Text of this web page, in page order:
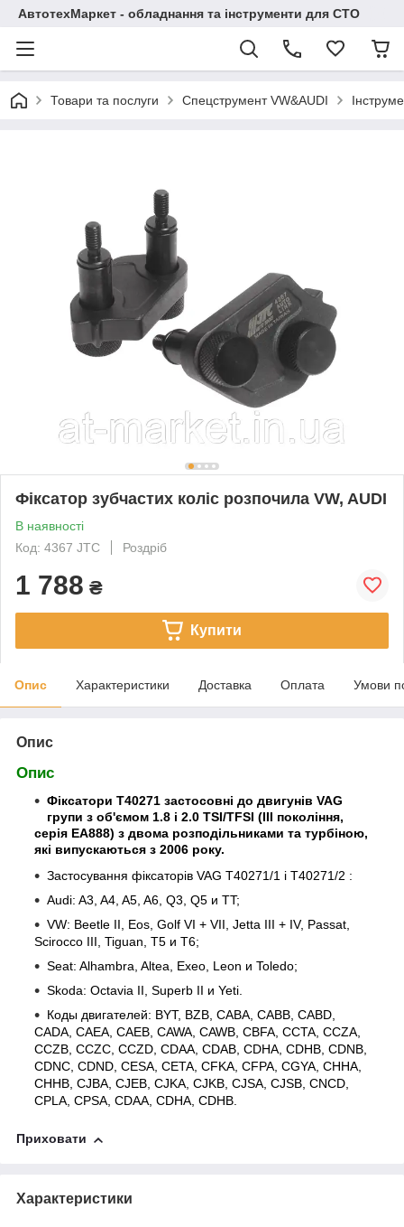
АвтотехМаркет - обладнання та інструменти для СТО
Товари та послуги Спецструмент VW&AUDI
Фіксатор зубчастих коліс розпочила VW, AUDI
В наявності
Код: 4367 JTC
Роздріб
1 788 ₴
Купити
Опис Характеристики Доставка Оплата Умови
Опис
Опис
Фіксатори T40271 застосовні до двигунів VAG
групи з об'ємом 1.8 і 2.0 TSI/TFSI (III покоління,
серія EA888) з двома розподільниками та турбіною,
які випускаються з 2006 року.
Застосування фіксаторів VAG T40271/1 і T40271/2 :
Audi: A3, A4, A5, A6, Q3, Q5 и TT;
VW: Beetle II, Eos, Golf VI + VII, Jetta III + IV, Passat,
Scirocco III, Tiguan, T5 и T6;
Seat: Alhambra, Altea, Exeo, Leon и Toledo;
Skoda: Octavia II, Superb II и Yeti.
Коды двигателей: BYT, BZB, CABA, CABB, CABD,
CADA, CAEA, CAEB, CAWA, CAWB, CBFA, CCTA, CCZA,
CCZB, CCZC, CCZD, CDAA, CDAB, CDHA, CDHB, CDNB,
CDNC, CDND, CESA, CETA, CFKA, CFPA, CGYA, CHHA,
CHHB, CJBA, CJEB, CJKA, CJKB, CJSA, CJSB, CNCD,
CPLA, CPSA, CDAA, CDHA, CDHB.
Приховати
Характеристики